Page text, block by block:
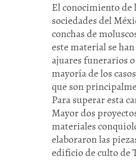
El conocimiento de
sociedades del
conchas de
este material se
ajuares funerarios
mayoría de los
que son
Para superar esta
Mayor dos
materiales
elaboraron las
edificio de culto de